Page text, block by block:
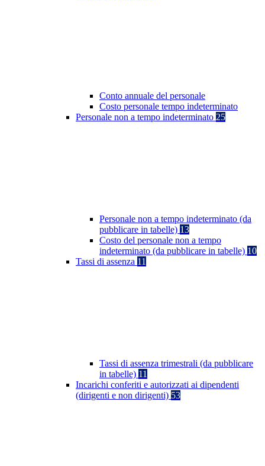
Conto annuale del personale
Costo personale tempo indeterminato
Personale non a tempo indeterminato 25
Personale non a tempo indeterminato (da
pubblicare in tabelle) 13
Costo del personale non a tempo
indeterminato (da pubblicare in tabelle) 10
Tassi di assenza 11
Tassi di assenza trimestrali (da pubblicare
in tabelle) 11
Incarichi conferiti e autorizzati ai dipendenti
(dirigenti e non dirigenti) 53